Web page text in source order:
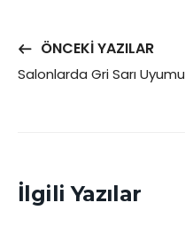
ÖNCEKI YAZILAR
Salonlarda Gri Sarı Uyumu
İlgili Yazılar